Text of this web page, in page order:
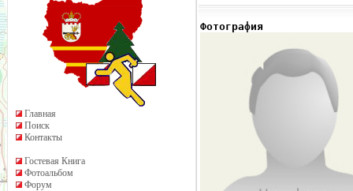
Главная
Поиск
Контакты
Гостевая Книга
Фотоальбом
Форум
Фотография